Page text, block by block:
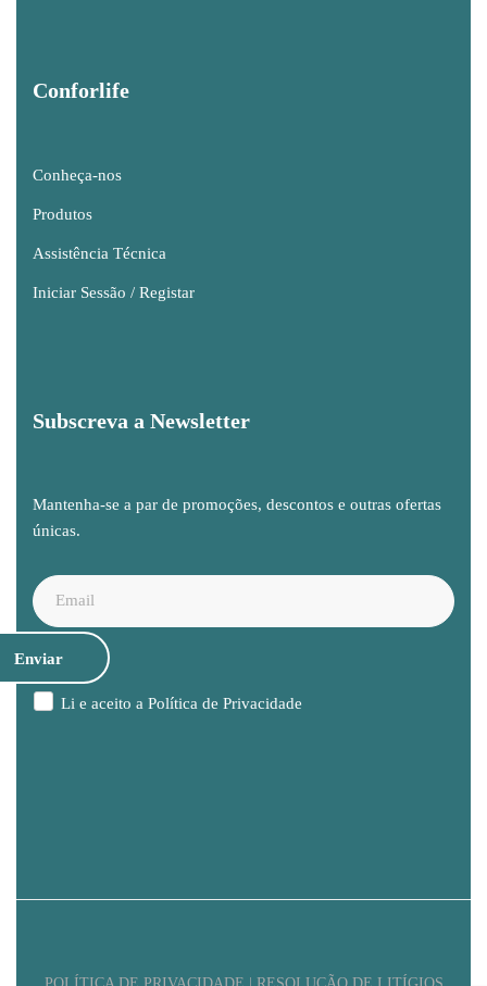
Conforlife
Conheça-nos
Produtos
Assistência Técnica
Iniciar Sessão / Registar
Subscreva a Newsletter
Mantenha-se a par de promoções, descontos e outras ofertas
únicas.
Li e aceito a Política de Privacidade
POLÍTICA DE PRIVACIDADE | RESOLUÇÃO DE LITÍGIOS